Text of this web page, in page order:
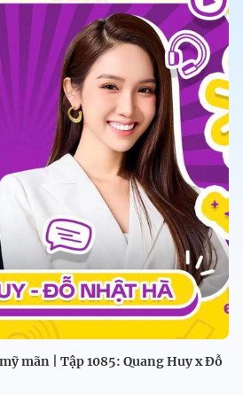
mãn | Tập 1085: Quang Huy x Đỗ